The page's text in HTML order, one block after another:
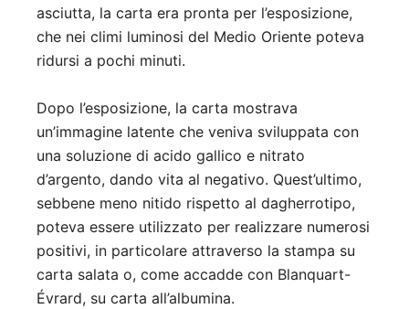
asciutta, la carta era pronta per l’esposizione,
che nei climi luminosi del Medio Oriente poteva
ridursi a pochi minuti.
Dopo l’esposizione, la carta mostrava
un’immagine latente che veniva sviluppata con
una soluzione di acido gallico e nitrato
d’argento, dando vita al negativo. Quest’ultimo,
sebbene meno nitido rispetto al dagherrotipo,
poteva essere utilizzato per realizzare numerosi
positivi, in particolare attraverso la stampa su
carta salata o, come accadde con Blanquart-
Évrard, su carta all’albumina.